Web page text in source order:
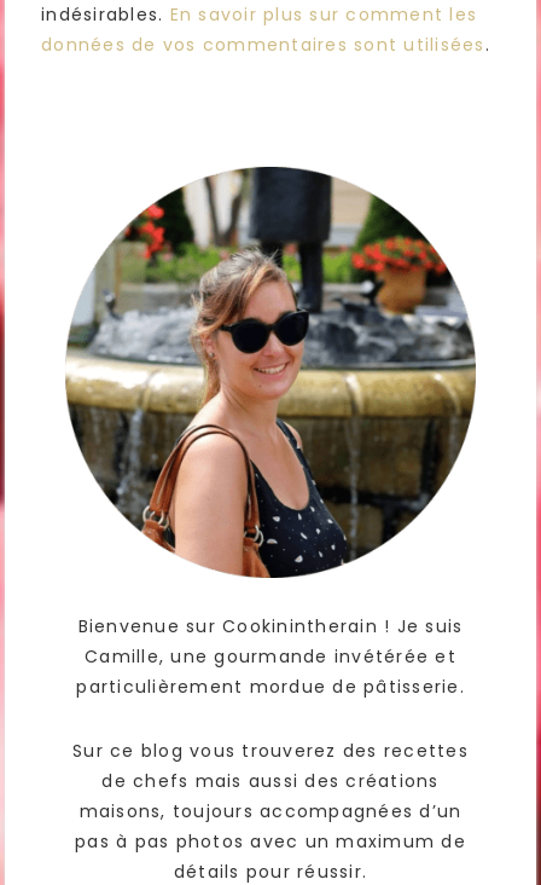
indésirables. En savoir plus sur comment les
données de vos commentaires sont utilisées .
Bienvenue sur Cookinintherain ! Je suis
Camille, une gourmande invétérée et
particulièrement mordue de pâtisserie.
Sur ce blog vous trouverez des recettes
de chefs mais aussi des créations
maisons, toujours accompagnées d’un
pas à pas photos avec un maximum de
détails pour réussir.